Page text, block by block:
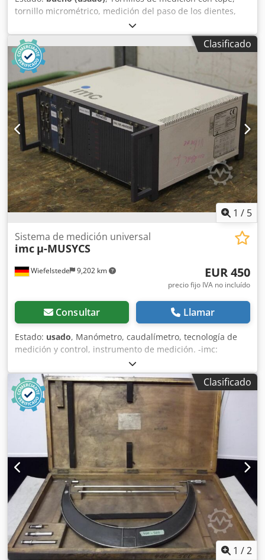
tornillo micrométrico, medición del paso de los dientes,
superficies de medición con plato. Csdpfx Asb A R H
Djlxeha -Rango de medición: 275-300 mm -Una vuelta del
tambor equivale a: 0,5 mm -Con dispositivo de bloqueo -
Fuerza de medición: trinquete -Calibración -Protector de
manos -Llave -Cantidad: también disponibles otros
tamaños -Peso: 1,5 kg
Clasificado
1 / 5
Wiefelstede 9,202 km
Sistema de medición universal
imc µ-MUSYCS
EUR 450
precio fijo IVA no incluído
Consultar Llamar
Estado: usado, Manómetro, caudalímetro, tecnología de
medición y control, instrumento de medición. -imc:
instrumento de medición universal µ-MUSYCS -Tensión:
110-230 V CA/CC -Dimensiones: 330/345/A145 mm
Cjdpfxjfkpifj Alxoha -Peso: 6,4 kg
Clasificado
1 /2